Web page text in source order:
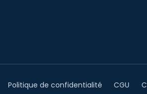
Politique de confidentialité CGU